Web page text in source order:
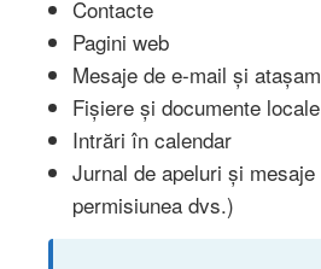
Contacte
Pagini web
Mesaje de e-mail și
Fișiere și documente locale
Intrări în calendar
Jurnal de apeluri și
permisiunea dvs.)